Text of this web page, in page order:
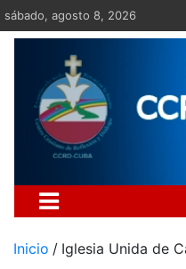
Saltar
al
sábado, agosto 8, 2026
Inicio Iglesia Unida de